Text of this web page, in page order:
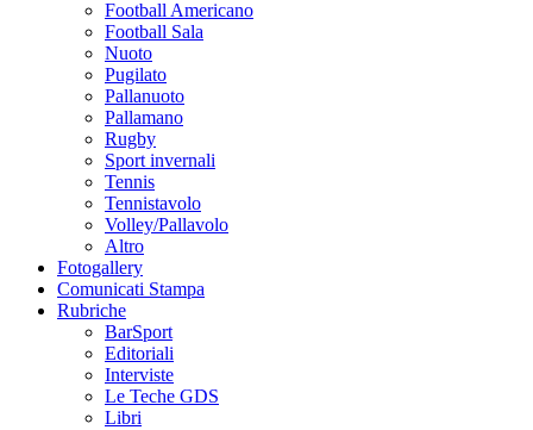
Football Americano
Football Sala
Nuoto
Pugilato
Pallanuoto
Pallamano
Rugby
Sport invernali
Tennis
Tennistavolo
Volley/Pallavolo
Altro
Fotogallery
Comunicati Stampa
Rubriche
BarSport
Editoriali
Interviste
Le Teche GDS
Libri